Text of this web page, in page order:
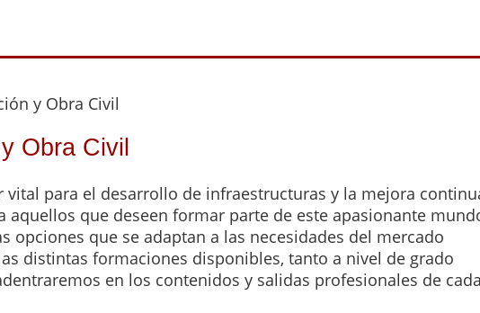
y Obra Civil
Obra Civil
vital para el desarrollo de infraestructuras y la mejora
que deseen formar parte de este apasionante
opciones que se adaptan a las necesidades del mercado
distintas formaciones disponibles, tanto a nivel de grado
en los contenidos y salidas profesionales de